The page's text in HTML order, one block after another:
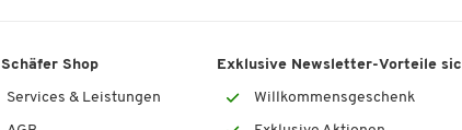
Schäfer Shop
Services & Leistungen
Exklusive Newsletter-Vorteile
Willkommensgeschenk